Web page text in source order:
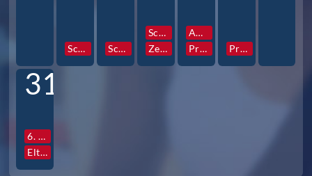
Schulfotograf Schulfotograf
Schulfotograf
Zentrale Info- und Elternabende 6
AG Vorstellung
Prefects Reise
Prefects Reise
31
6. Std. Vollversammlung Jg. S3
Elternabende S3